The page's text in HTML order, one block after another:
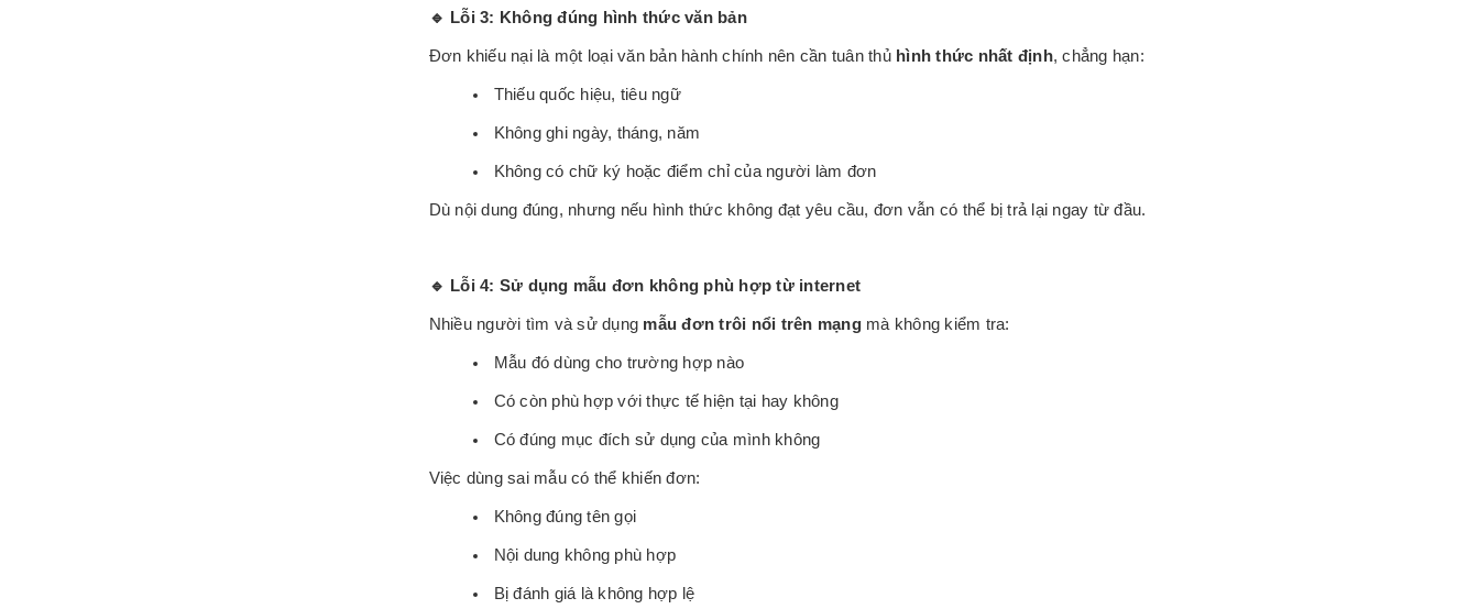
🔹 Lỗi 3: Không đúng hình thức văn bản
Đơn khiếu nại là một loại văn bản hành chính nên cần tuân thủ hình thức nhất định, chẳng hạn:
Thiếu quốc hiệu, tiêu ngữ
Không ghi ngày, tháng, năm
Không có chữ ký hoặc điểm chỉ của người làm đơn
Dù nội dung đúng, nhưng nếu hình thức không đạt yêu cầu, đơn vẫn có thể bị trả lại ngay từ đầu.
🔹 Lỗi 4: Sử dụng mẫu đơn không phù hợp từ internet
Nhiều người tìm và sử dụng mẫu đơn trôi nổi trên mạngmà không kiểm tra:
Mẫu đó dùng cho trường hợp nào
Có còn phù hợp với thực tế hiện tại hay không
Có đúng mục đích sử dụng của mình không
Việc dùng sai mẫu có thể khiến đơn:
Không đúng tên gọi
Nội dung không phù hợp
Bị đánh giá là không hợp lệ